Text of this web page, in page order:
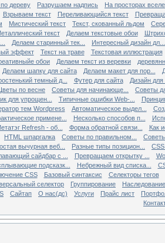
дереву Разрушаем надпись
На просторах
Взрываем текст Переливающийся текст
Мистический текст Текст, скованный льдом
текст Делаем текстовые обои
Делаем старинный тек...
Интересный дизайн дл...
эффект
Текст на траве
Текстовая иллюстрация
обои Делаем текст из веревки
Делаем шапку для сайта Делаем макет для пор...
темный д... Футер для сайта
Дизайн для
Цветы по весне Советы для начинающе...
Советы
для упрощен... Типичные ошибки Web-...
тем Wordpress Автоматическое выдел...
примене... Несколько способов п...
Refresh - об... Форма обратной связи...
Как
HTML шпаргалка Советы по правильном...
вычурная веб... Разные типы позицион...
сайдбар с ... Превращаем открытку ...
подсказк... Небрежный вид списка...
CSS Базовый синтаксис
Селекторы тегов
селектор Группирование
Наследование
Сайтап О нас(дс) Услуги Прайс лист